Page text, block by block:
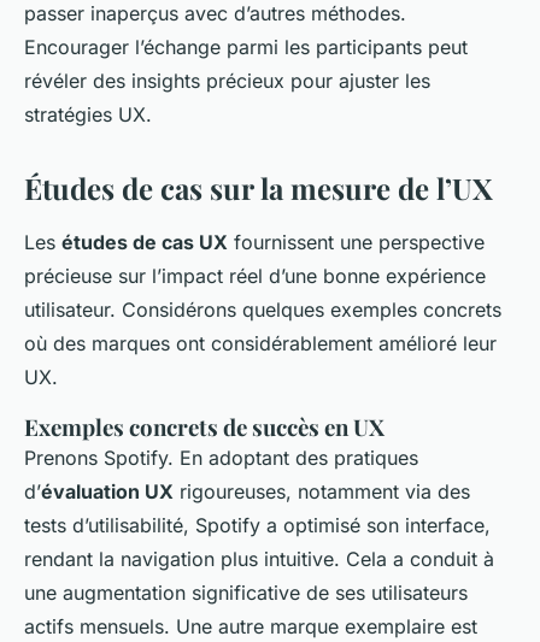
passer inaperçus avec d’autres méthodes.
Encourager l’échange parmi les participants peut
révéler des insights précieux pour ajuster les
stratégies UX.
Études de cas sur la mesure de l’UX
Les études de cas UX fournissent une perspective
précieuse sur l’impact réel d’une bonne expérience
utilisateur. Considérons quelques exemples concrets
où des marques ont considérablement amélioré leur
UX.
Exemples concrets de succès en UX
Prenons Spotify. En adoptant des pratiques
d’évaluation UX rigoureuses, notamment via des
tests d’utilisabilité, Spotify a optimisé son interface,
rendant la navigation plus intuitive. Cela a conduit à
une augmentation significative de ses utilisateurs
actifs mensuels. Une autre marque exemplaire est